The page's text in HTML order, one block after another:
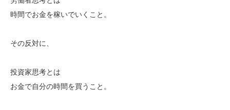
時間でお金を稼いでいくこと。
その反対に、
投資家思考とは
お金で自分の時間を買うこと。